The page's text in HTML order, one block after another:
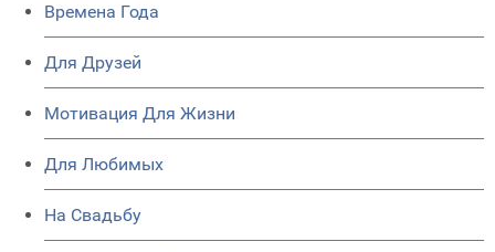
Времена Года
Для Друзей
Мотивация Для Жизни
Для Любимых
На Свадьбу